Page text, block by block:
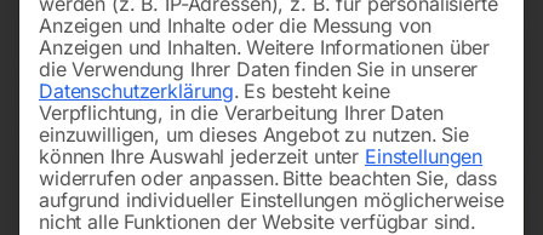
Anzeigen und Inhalte oder die Messung von
Anzeigen und Inhalten. Weitere Informationen über
die Verwendung Ihrer Daten finden Sie in unserer
Datenschutzerklärung. Es besteht keine
Verpflichtung, in die Verarbeitung Ihrer Daten
einzuwilligen, um dieses Angebot zu nutzen. Sie
können Ihre Auswahl jederzeit unter Einstellungen
widerrufen oder anpassen. Bitte beachten Sie, dass
aufgrund individueller Einstellungen möglicherweise
nicht alle Funktionen der Website verfügbar sind.